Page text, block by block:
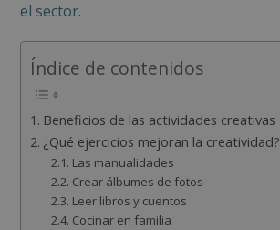
el sector.
Índice de contenidos
Beneficios de las actividades creativas
¿Qué ejercicios mejoran la creatividad?
Las manualidades
Crear álbumes de fotos
Leer libros y cuentos
Cocinar en familia